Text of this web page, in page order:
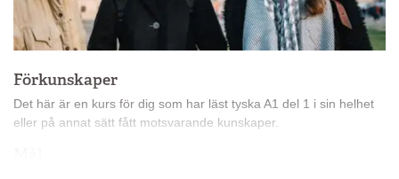
Förkunskaper
Det här är en kurs för dig som har läst tyska A1 del 1 i sin helhet
eller på annat sätt fått motsvarande kunskaper.